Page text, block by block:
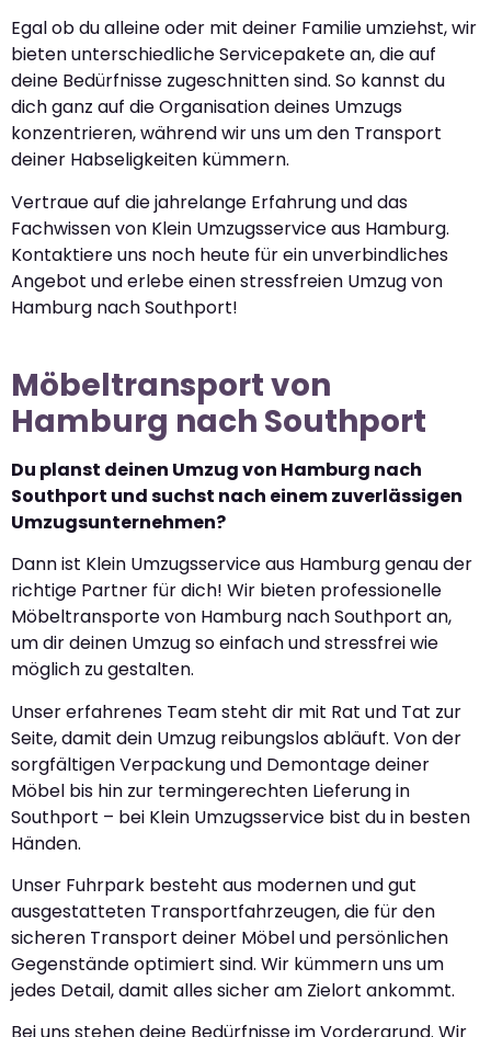
Egal ob du alleine oder mit deiner Familie umziehst, wir
bieten unterschiedliche Servicepakete an, die auf
deine Bedürfnisse zugeschnitten sind. So kannst du
dich ganz auf die Organisation deines Umzugs
konzentrieren, während wir uns um den Transport
deiner Habseligkeiten kümmern.
Vertraue auf die jahrelange Erfahrung und das
Fachwissen von Klein Umzugsservice aus Hamburg.
Kontaktiere uns noch heute für ein unverbindliches
Angebot und erlebe einen stressfreien Umzug von
Hamburg nach Southport!
Möbeltransport von
Hamburg nach Southport
Du planst deinen Umzug von Hamburg nach
Southport und suchst nach einem zuverlässigen
Umzugsunternehmen?
Dann ist Klein Umzugsservice aus Hamburg genau der
richtige Partner für dich! Wir bieten professionelle
Möbeltransporte von Hamburg nach Southport an,
um dir deinen Umzug so einfach und stressfrei wie
möglich zu gestalten.
Unser erfahrenes Team steht dir mit Rat und Tat zur
Seite, damit dein Umzug reibungslos abläuft. Von der
sorgfältigen Verpackung und Demontage deiner
Möbel bis hin zur termingerechten Lieferung in
Southport – bei Klein Umzugsservice bist du in besten
Händen.
Unser Fuhrpark besteht aus modernen und gut
ausgestatteten Transportfahrzeugen, die für den
sicheren Transport deiner Möbel und persönlichen
Gegenstände optimiert sind. Wir kümmern uns um
jedes Detail, damit alles sicher am Zielort ankommt.